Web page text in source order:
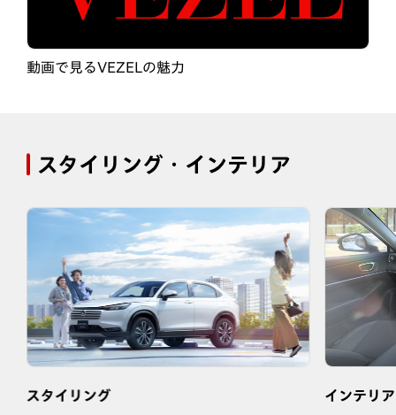
動画で見るVEZELの魅力
スタイリング・インテリア
スタイリング
インテリア